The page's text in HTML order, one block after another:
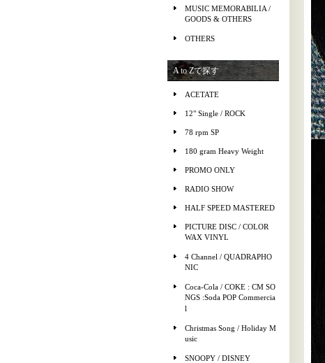
MUSIC MEMORABILIA /
GOODS & OTHERS
OTHERS
A to Zで探す
ACETATE
12" Single / ROCK
78 rpm SP
180 gram Heavy Weight
PROMO ONLY
RADIO SHOW
HALF SPEED MASTERED
PICTURE DISC / COLOR
WAX VINYL
4 Channel / QUADRAPHO
NIC
Coca-Cola / COKE : CM SO
NGS :Soda POP Commercia
l
Christmas Song / Holiday M
usic
SNOOPY / DISNEY